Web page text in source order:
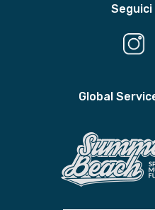
Seguici
Global